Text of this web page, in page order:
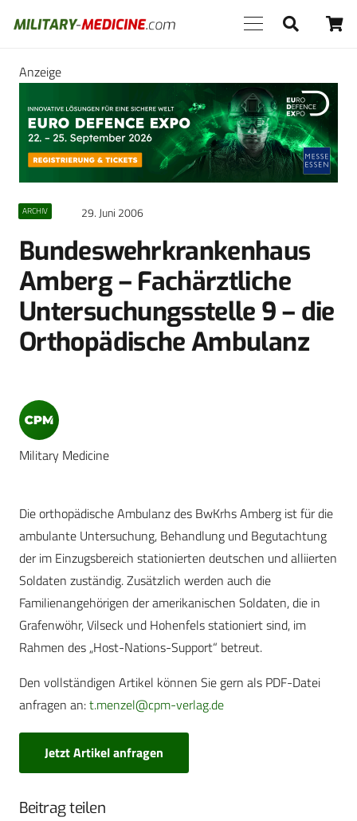
Anzeige
ARCHIV 29. Juni 2006
Bundeswehrkrankenhaus
Amberg – Fachärztliche
Untersuchungsstelle 9 – die
Orthopädische Ambulanz
Military Medicine
Die orthopädische Ambulanz des BwKrhs Amberg ist für die
ambulante Untersuchung, Behandlung und Begutachtung
der im Einzugsbereich stationierten deutschen und alliierten
Soldaten zuständig. Zusätzlich werden auch die
Familienangehörigen der amerikanischen Soldaten, die in
Grafenwöhr, Vilseck und Hohenfels stationiert sind, im
Rahmen des „Host-Nations-Support“ betreut.
Den vollständigen Artikel können Sie gern als PDF-Datei
anfragen an:t.menzel@cpm-verlag.de
Jetzt Artikel anfragen
Beitrag teilen